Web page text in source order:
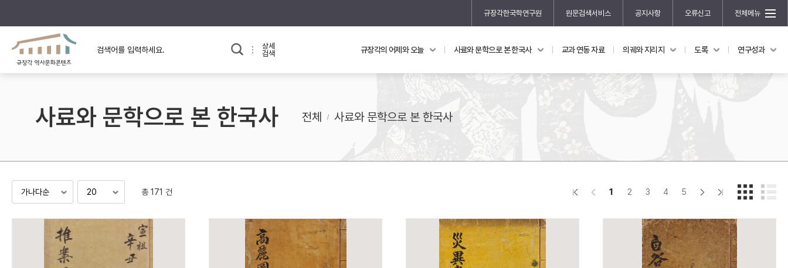
규장각한국학연구원 원문검색서비스 공지사항 오류신고 전체메뉴
규장각의 어제와 오늘
규장각 소개영상
사료와 문학으로 본
고대
고려
조선 후기
교과 연동 자료 의궤와 지리지
지리지 이야기
도록 연구성과
신진학자 초청 연구교류 사업
규장각-산기 연구비 지원 사업
기획연구
홍재 한국학 펠로십 프로그램
상세
검색
검색 연산자 사용안내
규장각의 어제와 오늘 사료와 문학으로 본 한국사 교과 연동 자료 의궤와 지리지 도록 연구성과
사료와 문학으로 본 한국사 전체 사료와 문학으로 본 한국사
총 171 건 1 2 3 4 5